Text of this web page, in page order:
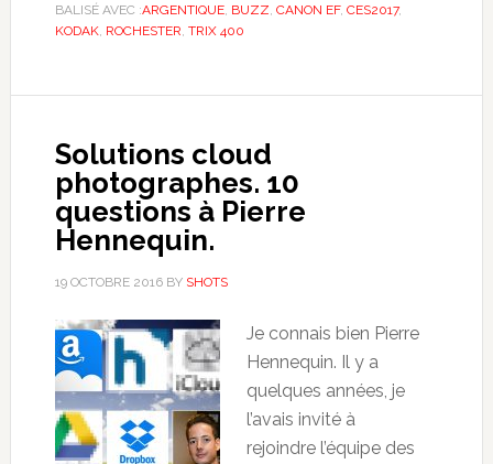
BALISÉ AVEC :ARGENTIQUE, BUZZ CANON EF, CES2017,
KODAK, ROCHESTER TRIX 400
Solutions cloud
photographes. 10
questions à Pierre
Hennequin.
19 OCTOBRE 2016BY SHOTS
Je connais bien Pierre
Hennequin. Il y a
quelques années, je
l’avais invité à
rejoindre l’équipe des